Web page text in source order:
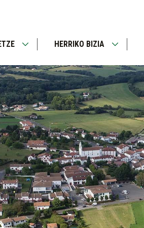
Open
HERRIKO BIZIA
Open